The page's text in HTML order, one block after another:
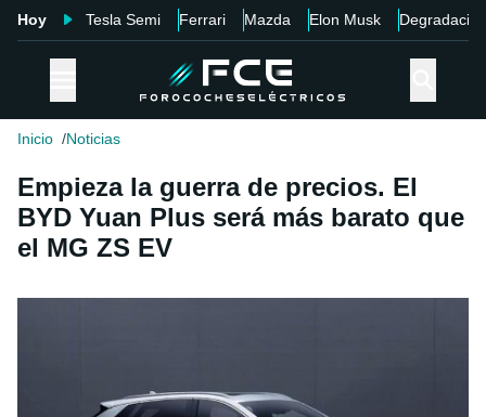
Hoy Tesla Semi Ferrari Mazda Elon Musk Degradación
Inicio Noticias
Empieza la guerra de precios. El
BYD Yuan Plus será más barato que
el MG ZS EV